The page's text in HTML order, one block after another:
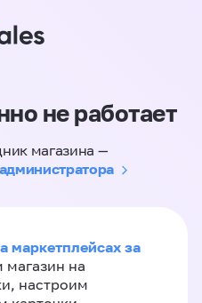
не работает
магазина —
маркетплейсах за
магазин на
настроим